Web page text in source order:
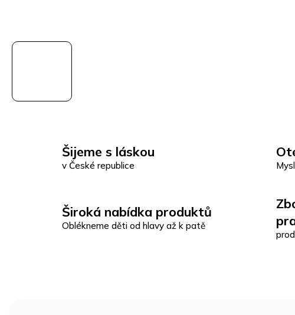
Šijeme s láskou
v České republice
Široká nabídka produktů
Oblékneme děti od hlavy až k patě